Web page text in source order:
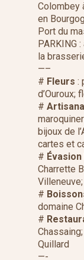
Colombey
en
Port du
PARKING
la
—–
# Fleurs :
d’Ouroux;
#
bijoux de
cartes et
#
Charrette
#
domaine
#
Quillard
—-